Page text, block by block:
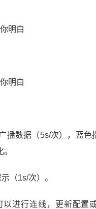
播数据（5s/次），蓝色
（1s/次）。
进行连线，更新配置